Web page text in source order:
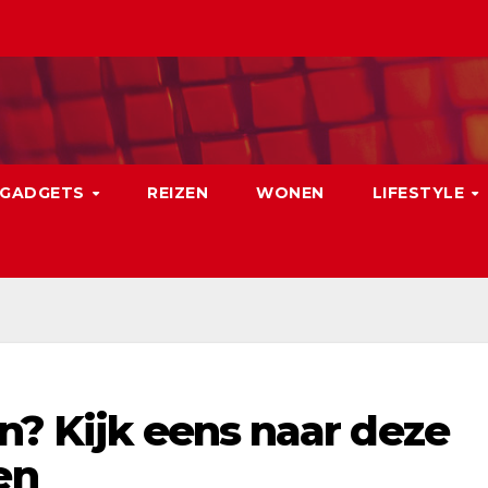
GADGETS REIZEN WONEN LIFESTYLE
Kijk eens naar deze